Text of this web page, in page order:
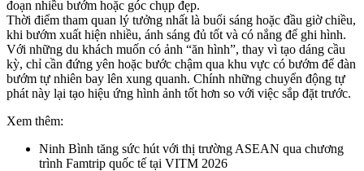
đoạn nhiều bướm hoặc góc chụp đẹp.
Thời điểm tham quan lý tưởng nhất là buổi sáng hoặc đầu giờ chiều,
khi bướm xuất hiện nhiều, ánh sáng đủ tốt và có nắng để ghi hình.
Với những du khách muốn có ảnh “ăn hình”, thay vì tạo dáng cầu
kỳ, chỉ cần đứng yên hoặc bước chậm qua khu vực có bướm để đàn
bướm tự nhiên bay lên xung quanh. Chính những chuyển động tự
phát này lại tạo hiệu ứng hình ảnh tốt hơn so với việc sắp đặt trước.
Xem thêm:
Ninh Bình tăng sức hút với thị trường ASEAN qua chương
trình Famtrip quốc tế tại VITM 2026